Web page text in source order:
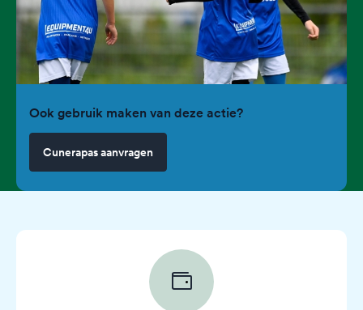
Ook gebruik maken van deze actie?
Cunerapas aanvragen